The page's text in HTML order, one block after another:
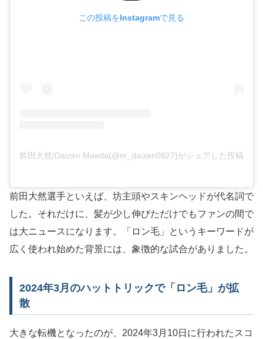
この投稿をInstagramで見る
前田大然/Daizen Maeda(@m_daizen0827)がシェアした投稿
前田大然選手といえば、坊主頭やスキンヘッドが代名詞で
した。それだけに、髪が少し伸びただけでもファンの間で
は大ニュースになります。「ロン毛」というキーワードが
広く使われ始めた背景には、象徴的な試合がありました。
2024年3月のハットトリックで「ロン毛」が拡
散
大きな転機となったのが、2024年3月10日に行われたスコ